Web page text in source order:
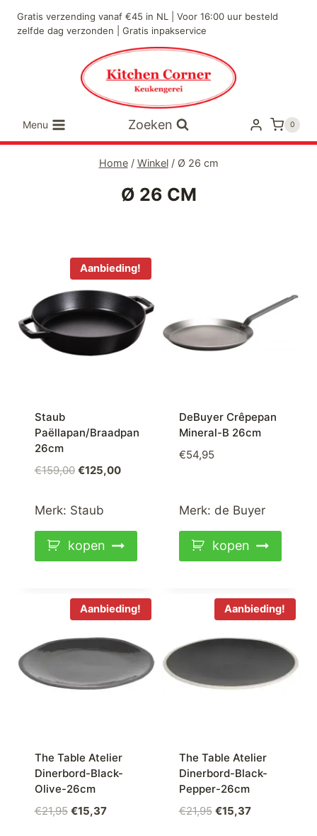
naar
Gratis verzending vanaf €45 in NL | Voor 16:00 uur besteld
zelfde dag verzonden | Gratis inpakservice
Menu Zoeken 0
Home / Winkel / Ø 26 cm
Ø 26 CM
Aanbieding!
Staub
Paëllapan/Braadpan
26cm
€159,00 Oorspronkelijke
was:
€125,00Huidige
Merk: Staub
kopen
DeBuyer Crêpepan
Mineral-B 26cm
€54,95
Merk: de Buyer
kopen
Aanbieding!
The Table Atelier
Dinerbord-Black-
Olive-26cm
€21,95 Oorspronkelijke
€15,37Huidige
Aanbieding!
The Table Atelier
Dinerbord-Black-
Pepper-26cm
€21,95 Oorspronkelijke
€15,37Huidige